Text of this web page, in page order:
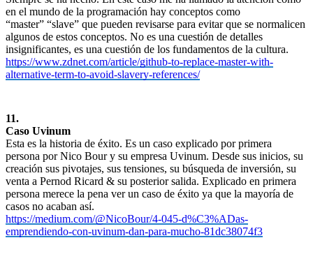
en el mundo de la programación hay conceptos como
“master” “slave” que pueden revisarse para evitar que se normalicen
algunos de estos conceptos. No es una cuestión de detalles
insignificantes, es una cuestión de los fundamentos de la cultura.
https://www.zdnet.com/article/github-to-replace-master-with-
alternative-term-to-avoid-slavery-references/
11.
Caso Uvinum
Esta es la historia de éxito. Es un caso explicado por primera
persona por Nico Bour y su empresa Uvinum. Desde sus inicios, su
creación sus pivotajes, sus tensiones, su búsqueda de inversión, su
venta a Pernod Ricard & su posterior salida. Explicado en primera
persona merece la pena ver un caso de éxito ya que la mayoría de
casos no acaban así.
https://medium.com/@NicoBour/4-045-d%C3%ADas-
emprendiendo-con-uvinum-dan-para-mucho-81dc38074f3